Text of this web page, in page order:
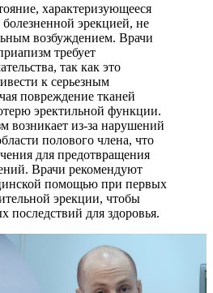
характеризующееся
эрекцией, не
возбуждением. Врачи
требует
так как это
к серьезным
повреждение тканей
эректильной функции.
возникает из-за нарушений
полового члена, что
для предотвращения
Врачи рекомендуют
помощью при первых
эрекции, чтобы
последствий для здоровья.